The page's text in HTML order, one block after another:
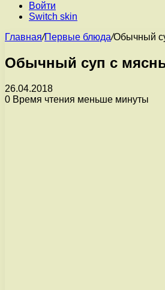
Войти
Switch skin
Главная/Первые блюда/Обычный
Обычный суп с
26.04.2018
0 Время чтения меньше минуты